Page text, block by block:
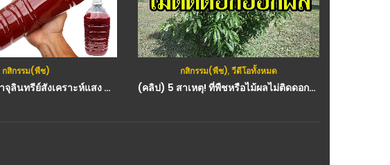
กสิกรรม(พืช)
คลิป – วิธีการทำจุลินทรีย์สังเคราะห์แสง แบบไม่มีหัวเชื้อ สูตรเร่งโต เพิ่มผลผลิต : วีดีโอ เกษตร
กสิกรรม(พืช),วีดีโอทั้งหมด
(คลิป) 5 สาเหตุ! ที่พืชหรือไม้ผลไม่ติดดอกออกผล หรือ ออกดอกแต่ไม่ติดผล : วีดีโอ เกษตร